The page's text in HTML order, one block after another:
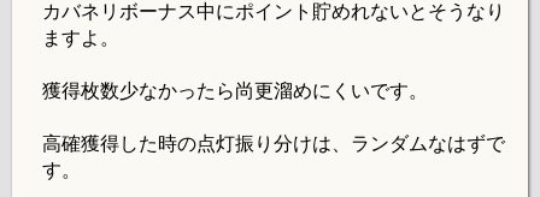
カバネリボーナス中にポイント貯めれないとそうなり
ますよ。
獲得枚数少なかったら尚更溜めにくいです。
高確獲得した時の点灯振り分けは、ランダムなはずで
す。